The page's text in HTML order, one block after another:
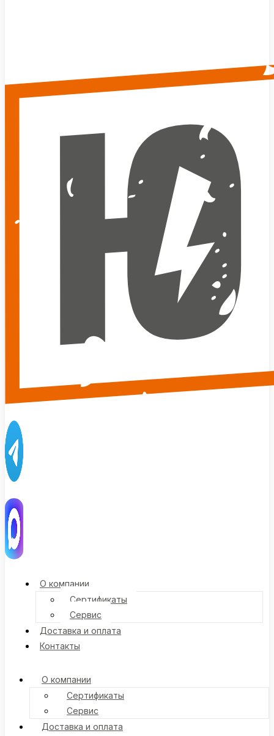
О компании
Сертификаты
Сервис
Доставка и оплата
Контакты
О компании
Сертификаты
Сервис
Доставка и оплата